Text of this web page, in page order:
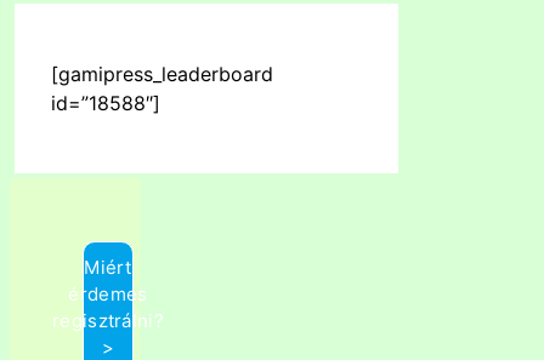
[gamipress_leaderboard
id=”18588″]
Miért
érdemes
regisztrálni?
>